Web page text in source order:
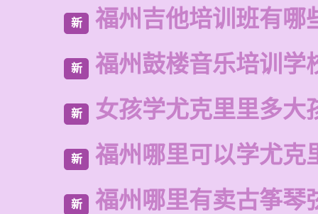
新 福州吉他培训班有哪
新 福州鼓楼音乐培训学
新 女孩学尤克里里多大
新 福州哪里可以学尤克
新 福州哪里有卖古筝琴